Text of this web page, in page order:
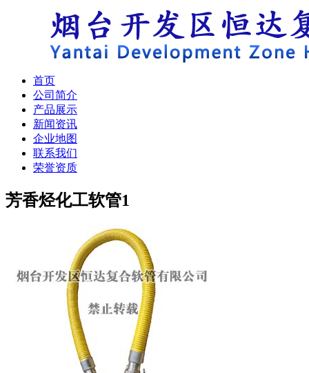
首页
公司简介
产品展示
新闻资讯
企业地图
联系我们
荣誉资质
芳香烃化工软管1